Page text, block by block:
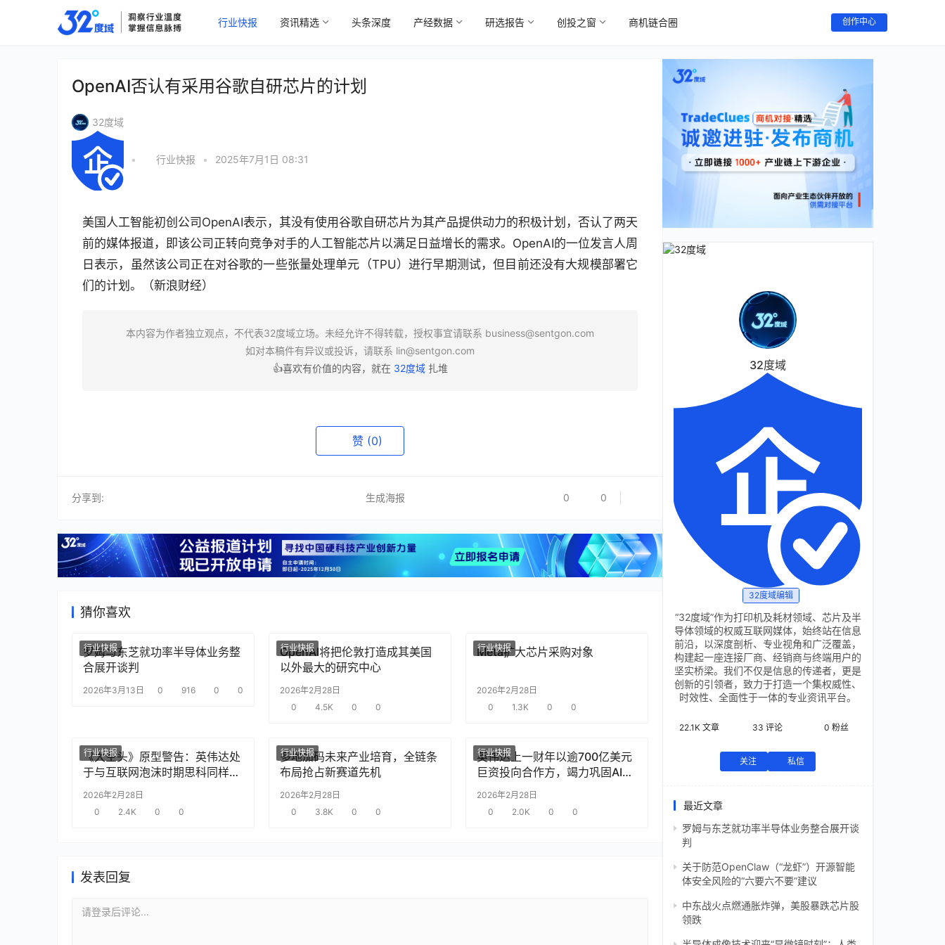
行业快报 资讯精选 头条深度 产经数据 研选报告 创投之窗 商机链合圈 创作中心
OpenAI否认有采用谷歌自研芯片的计划
32度域
• 行业快报 • 2025年7月1日 08:31
美国人工智能初创公司OpenAI表示，其没有使用谷歌自研芯片为其产品提供动力的积极计划，否认了两天
前的媒体报道，即该公司正转向竞争对手的人工智能芯片以满足日益增长的需求。OpenAI的一位发言人周
日表示，虽然该公司正在对谷歌的一些张量处理单元（TPU）进行早期测试，但目前还没有大规模部署它
们的计划。（新浪财经）
本内容为作者独立观点，不代表32度域立场。未经允许不得转载，授权事宜请联系 business@sentgon.com
如对本稿件有异议或投诉，请联系 lin@sentgon.com
👍喜欢有价值的内容，就在 32度域扎堆
赞 (0)
分享到: 生成海报 0 0
猜你喜欢
行业快报
罗姆与东芝就功率半导体业务整
合展开谈判
2026年3月13日 0 916 0 0
行业快报
OpenAI将把伦敦打造成其美国
以外最大的研究中心
2026年2月28日
0
4.5K 0 0
行业快报
Meta扩大芯片采购对象
2026年2月28日
0
1.3K 0 0
行业快报
《大空头》原型警告：英伟达处
于与互联网泡沫时期思科同样的
“危险境地”
2026年2月28日
0
2.4K 0 0
行业快报
多地加码未来产业培育，全链条
布局抢占新赛道先机
2026年2月28日
0
3.8K 0 0
行业快报
英伟达上一财年以逾700亿美元
巨资投向合作方，竭力巩固AI芯
片需求
2026年2月28日
0
2.0K 0 0
发表回复
请登录后评论...
32度域
32度域编辑
“32度域”作为打印机及耗材领域、芯片及半
导体领域的权威互联网媒体，始终站在信息
前沿，以深度剖析、专业视角和广泛覆盖，
构建起一座连接厂商、经销商与终端用户的
坚实桥梁。我们不仅是信息的传递者，更是
创新的引领者，致力于打造一个集权威性、
时效性、全面性于一体的专业资讯平台。
22.1K 文章 33 评论 0 粉丝
关注 私信
最近文章
罗姆与东芝就功率半导体业务整合展开谈
判
关于防范OpenClaw（“龙虾”）开源智能
体安全风险的“六要六不要”建议
中东战火点燃通胀炸弹，美股暴跌芯片股
领跌